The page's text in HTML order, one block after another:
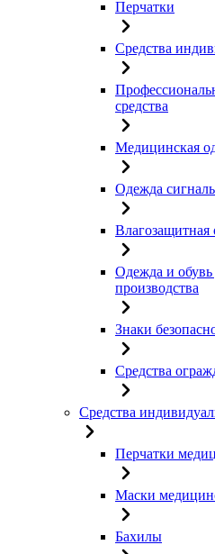
Перчатки
Средства
средства
Медицинская
Одежда
Влагозащитная
Одежда и обувь
производства
Знаки
Средства
Средства
Перчатки
Маски
Бахилы